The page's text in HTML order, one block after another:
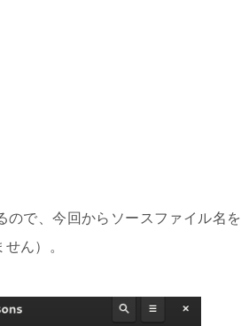
で、今回からソースファイル名を
ん）。